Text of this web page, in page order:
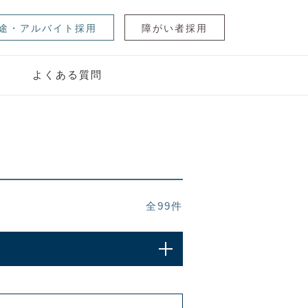
・アルバイト採用 障がい者採用
よくある質問
全99件